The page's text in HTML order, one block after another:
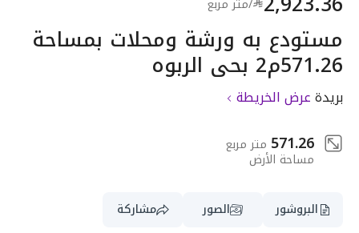
/متر مربع
مستودع به ورشة ومحلات بمساحة
571.26م2 بحي الربوه
بريدةعرض الخريطة
571.26 متر مربع
مساحة الأرض
البروشور الصور مشاركة